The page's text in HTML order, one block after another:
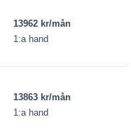
13962 kr/mån
1:a hand
13863 kr/mån
1:a hand